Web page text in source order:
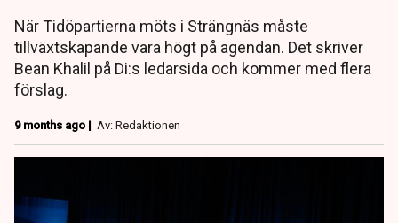
När Tidöpartierna möts i Strängnäs måste
tillväxtskapande vara högt på agendan. Det skriver
Bean Khalil på Di:s ledarsida och kommer med flera
förslag.
9 months ago | Av: Redaktionen